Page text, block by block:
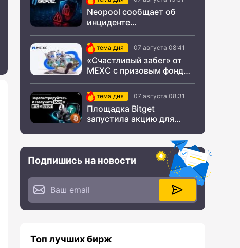
Neopool сообщает об
инциденте
безопасности
тема дня 07 августа 08:41
«Счастливый забег» от
MEXC с призовым фондом
тема дня 07 августа 08:31
Площадка Bitget
запустила акцию для
Подпишись на новости
Топ лучших бирж